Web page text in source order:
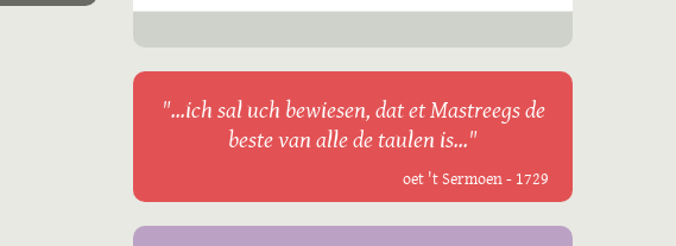
"...ich sal uch bewiesen, dat et Mastreegs de
beste van alle de taulen is..."
oet 't Sermoen - 1729